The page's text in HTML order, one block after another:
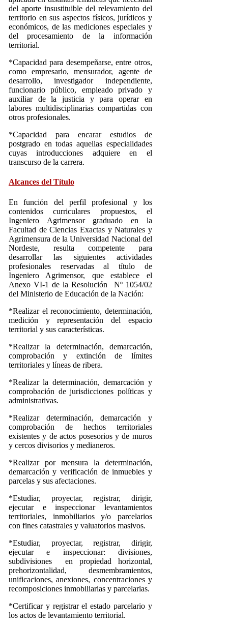
del aporte insustituible del relevamiento del
territorio en sus aspectos físicos, jurídicos y
económicos, de las mediciones especiales y
del procesamiento de la información
territorial.
*Capacidad para desempeñarse, entre otros,
como empresario, mensurador, agente de
desarrollo, investigador independiente,
funcionario público, empleado privado y
auxiliar de la justicia y para operar en
labores multidisciplinarias compartidas con
otros profesionales.
*Capacidad para encarar estudios de
postgrado en todas aquellas especialidades
cuyas introducciones adquiere en el
transcurso de la carrera.
Alcances del Título
En función del perfil profesional y los
contenidos curriculares propuestos, el
Ingeniero Agrimensor graduado en la
Facultad de Ciencias Exactas y Naturales y
Agrimensura de la Universidad Nacional del
Nordeste, resulta competente para
desarrollar las siguientes actividades
profesionales reservadas al título de
Ingeniero Agrimensor, que establece el
Anexo VI-1 de la Resolución Nº 1054/02
del Ministerio de Educación de la Nación:
*Realizar el reconocimiento, determinación,
medición y representación del espacio
territorial y sus características.
*Realizar la determinación, demarcación,
comprobación y extinción de límites
territoriales y líneas de ribera.
*Realizar la determinación, demarcación y
comprobación de jurisdicciones políticas y
administrativas.
*Realizar determinación, demarcación y
comprobación de hechos territoriales
existentes y de actos posesorios y de muros
y cercos divisorios y medianeros.
*Realizar por mensura la determinación,
demarcación y verificación de inmuebles y
parcelas y sus afectaciones.
*Estudiar, proyectar, registrar, dirigir,
ejecutar e inspeccionar levantamientos
territoriales, inmobiliarios y/o parcelarios
con fines catastrales y valuatorios masivos.
*Estudiar, proyectar, registrar, dirigir,
ejecutar e inspeccionar: divisiones,
subdivisiones en propiedad horizontal,
prehorizontalidad, desmembramientos,
unificaciones, anexiones, concentraciones y
recomposiciones inmobiliarias y parcelarias.
*Certificar y registrar el estado parcelario y
los actos de levantamiento territorial.